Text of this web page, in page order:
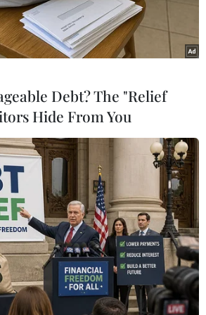
Mỹ, Phó Giám đốc Sở Tài nguyên và Môi
phát biểu tại buổi tập huấn. (Ảnh: Xuân
Dự/TTXVN)
nguyên và Môi trường Thành
tổ chức triển khi thực hiện
2018/QĐ-UBND của Ủy ban
Debt? The "Relief
Hide From You